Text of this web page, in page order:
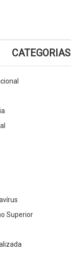
CATEGORIAS
Superior